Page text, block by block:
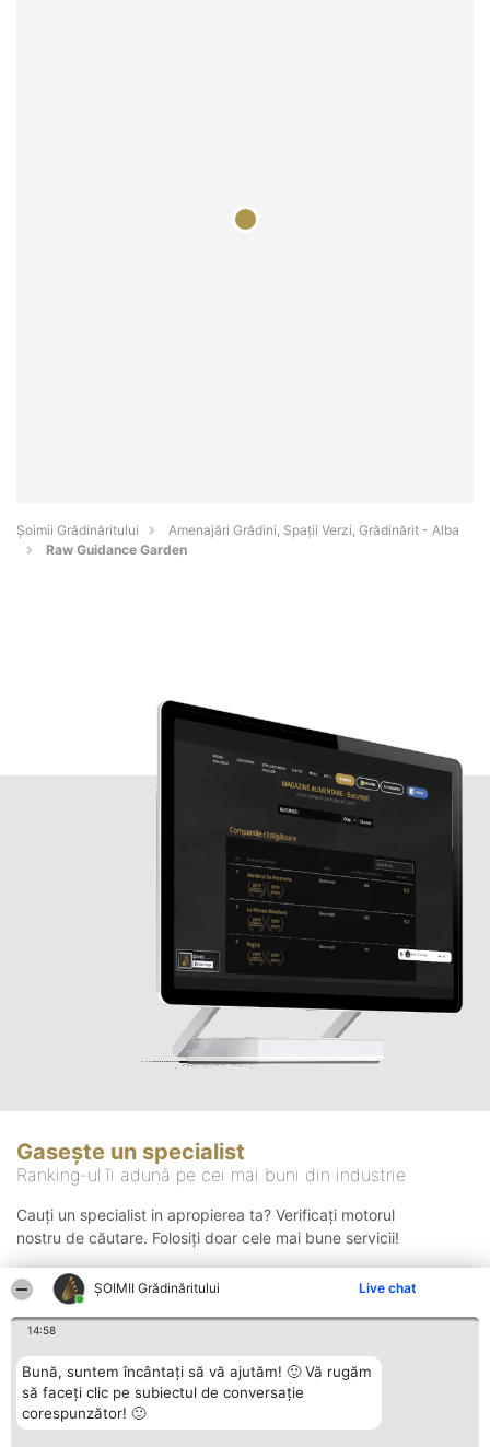
ȘOIMII Grădinăritului Live chat
14:58
Bună, suntem încântați să vă ajutăm! 🙂 Vă rugăm
să faceți clic pe subiectul de conversație
corespunzător! 🙂
Șoimii Grădinăritului
Amenajări Grădini, Spații Verzi, Grădinărit - Alba
Raw Guidance Garden
Gasește un specialist
Ranking-ul îi adună pe cei mai buni din industrie
Cauți un specialist in apropierea ta? Verificați motorul
nostru de căutare. Folosiți doar cele mai bune servicii!